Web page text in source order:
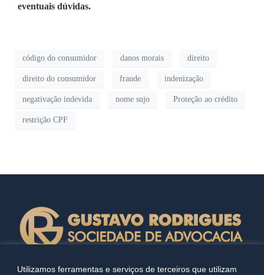
Utilizamos ferramentas e serviços de terceiros que utilizam
eventuais dúvidas.
código do consumidor danos morais direito
direito do consumidor fraude indenização
negativação indevida nome sujo Proteção ao crédito
restrição CPF